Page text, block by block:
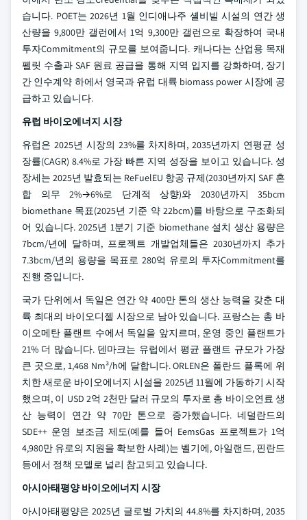
습니다. POET는 2026년 1월 인디애나주 셸비빌 시설의 연간 생
산량을 9,800만 갤런에서 1억 9,300만 갤런으로 확장하여 국내
투자Commitment의 규모를 보여줍니다. 캐나다는 산업용 목재
펠릿 수출과 SAF 원료 공급을 통해 지역 입지를 강화하며, 장기
간 인수계약 하에서 영국과 유럽 대륙 biomass power 시장에 공
급하고 있습니다.
유럽 바이오에너지 시장
유럽은 2025년 시장의 23%를 차지하며, 2035년까지 연평균 성
장률(CAGR) 8.4%로 가장 빠른 지역 성장을 보이고 있습니다. 성
장세는 2025년 발효되는 ReFuelEU 항공 규제(2030년까지 SAF 혼
합 의무 2%→6%로 단계적 상향)와 2030년까지 35bcm
biomethane 목표(2025년 기준 약 22bcm)를 바탕으로 구조화되
어 있습니다. 2025년 1분기 기준 biomethane 설치 생산 용량은
7bcm/년에 달하며, 프로젝트 개발업체들은 2030년까지 추가
7.3bcm/년의 용량을 목표로 280억 유로의 투자Commitment를
진행 중입니다.
국가 단위에서 독일은 연간 약 400만 톤의 생산 능력을 갖춘 대
륙 최대의 바이오디젤 시장으로 남아 있습니다. 프랑스는 총 바
이오메탄 플랜트 수에서 독일을 앞지르며, 운영 중인 플랜트가
21% 더 많습니다. 덴마크는 유럽에서 평균 플랜트 규모가 가장
큰 곳으로, 1,468 Nm³/h에 달합니다. ORLEN은 폴란드 플록에 위
치한 새로운 바이오에너지 시설을 2025년 11월에 가동하기 시작
했으며, 이 USD 2억 2천만 달러 규모의 투자로 총 바이오연료 생
산 능력이 연간 약 70만 톤으로 증가했습니다. 네덜란드의
SDE++ 운영 보조금 제도(예를 들어 EemsGas 프로젝트가 1억
4,980만 유로의 지원을 확보한 사례)는 벨기에, 아일랜드, 핀란드
등에서 정책 모델로 널리 참고되고 있습니다.
아시아태평양 바이오에너지 시장
아시아태평양은 2025년 글로벌 가치의 44.8%를 차지하며, 2035